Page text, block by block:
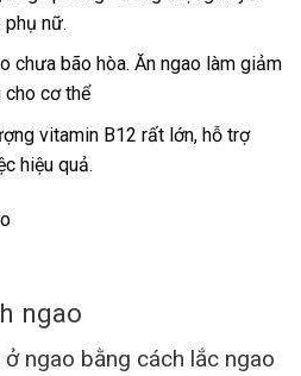
nữ.
chưa bão hòa. Ăn ngao làm giảm
cơ thể
vitamin B12 rất lớn, hỗ trợ
hiệu quả.
ngao
ngao bằng cách lắc ngao